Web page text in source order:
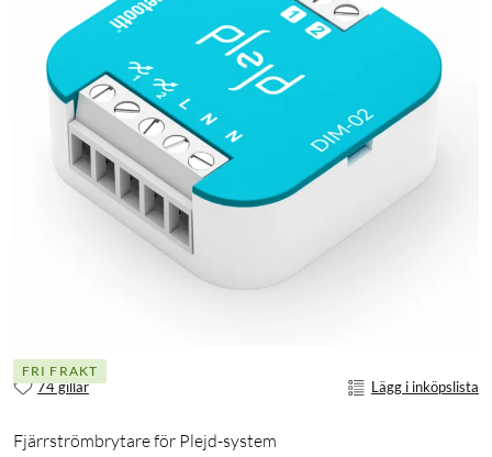
FRI FRAKT
74 gillar Lägg i inköpslista
Fjärrströmbrytare för Plejd-system